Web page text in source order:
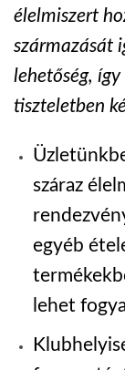
élelmiszert
származását
lehetőség,
tiszteletben
száraz
egyéb
lehet